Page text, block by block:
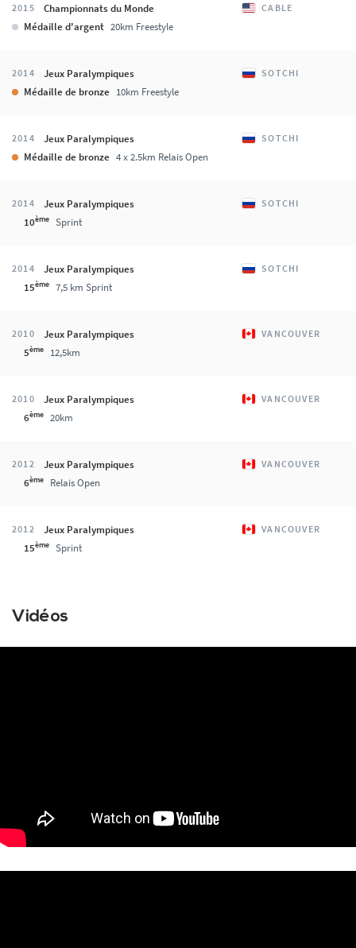
2015 Championnats du Monde CABLE
Médaille d'argent 20km Freestyle
2014 Jeux Paralympiques SOTCHI
Médaille de bronze 10km Freestyle
2014 Jeux Paralympiques SOTCHI
Médaille de bronze 4 x 2.5km Relais Open
2014 Jeux Paralympiques SOTCHI
10ème Sprint
2014 Jeux Paralympiques SOTCHI
15ème 7,5 km Sprint
2010 Jeux Paralympiques VANCOUVER
5ème 12,5km
2010 Jeux Paralympiques VANCOUVER
6ème 20km
2012 Jeux Paralympiques VANCOUVER
6ème Relais Open
2012 Jeux Paralympiques VANCOUVER
15ème Sprint
Vidéos